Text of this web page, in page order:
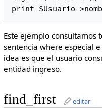
print $Usuario-
Este ejemplo consultamos
sentencia where especial
idea es que el usuario
entidad ingreso.
find_first editar